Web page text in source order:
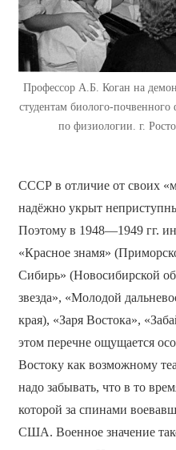
Профессор А.Б. Коган на
студентам биолого-
по физиологии. г.
СССР в отличие от своих
надёжно укрыт
Поэтому в 1948—1949 гг.
«Красное знамя»
Сибирь» (Новосибирской
звезда», «Молодой
края), «Заря Востока»,
этом перечне ощущается
Востоку как возможному
надо забывать, что в то
которой за спинами
США. Военное значение